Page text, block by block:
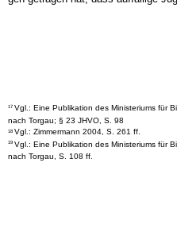
17 Vgl.: Eine Publikation des Ministeriums für
nach Torgau; § 23 JHVO, S. 98
18 Vgl.: Zimmermann 2004, S. 261 ff.
19 Vgl.: Eine Publikation des Ministeriums für